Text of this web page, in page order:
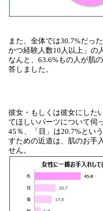
また、全体では30.7%だっ
かつ経験人数10人以上」の
なんと、63.6%もの人が肌
答しました。
彼女・もしくは彼女にした
てほしいパーツについて伺
45％、「目」は20.7%とい
すための近道は、肌のお手
せん。